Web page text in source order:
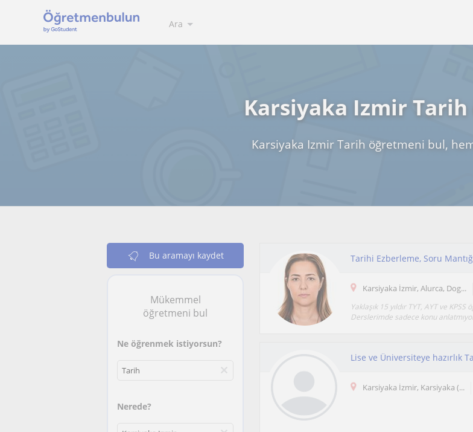
Ara
Karsiyaka Izmir Tarih
Karsiyaka Izmir Tarih öğretmeni bul,
Bu aramayı kaydet
Mükemmel
öğretmeni bul
Ne öğrenmek istiyorsun?
Nerede?
Karsiyaka İzmir, Alurca, Dog...
Yaklaşık 15 yıldır TYT, AYT ve
Derslerimde sadece konu
Lise ve Üniversiteye hazırlık
Karsiyaka İzmir, Karsiyaka (...